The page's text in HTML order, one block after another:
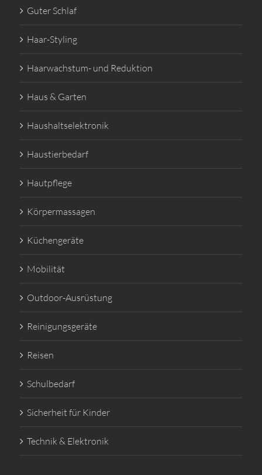
Guter Schlaf
Haar-Styling
Haarwachstum- und Reduktion
Haus & Garten
Haushaltselektronik
Haustierbedarf
Hautpflege
Körpermassagen
Küchengeräte
Mobilität
Outdoor-Ausrüstung
Reinigungsgeräte
Reisen
Schulbedarf
Sicherheit für Kinder
Technik & Elektronik